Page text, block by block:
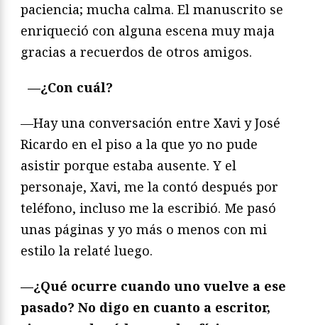
paciencia; mucha calma. El manuscrito se
enriqueció con alguna escena muy maja
gracias a recuerdos de otros amigos.
—¿Con cuál?
—Hay una conversación entre Xavi y José
Ricardo en el piso a la que yo no pude
asistir porque estaba ausente. Y el
personaje, Xavi, me la contó después por
teléfono, incluso me la escribió. Me pasó
unas páginas y yo más o menos con mi
estilo la relaté luego.
—¿Qué ocurre cuando uno vuelve a ese
pasado? No digo en cuanto a escritor,